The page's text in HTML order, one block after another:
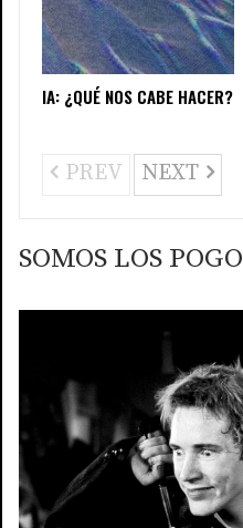
IA: ¿QUÉ NOS CABE HACER?
PREV NEXT
SOMOS LOS POGO